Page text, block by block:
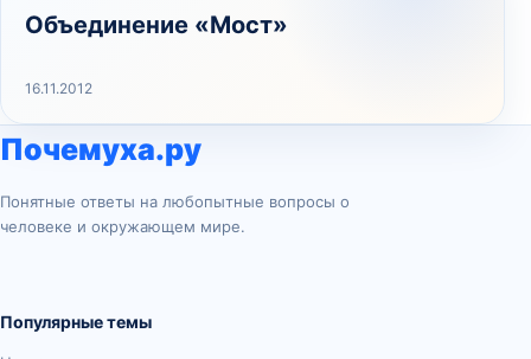
Объединение «Мост»
16.11.2012
Почемуха.ру
Понятные ответы на любопытные вопросы о
человеке и окружающем мире.
Популярные темы